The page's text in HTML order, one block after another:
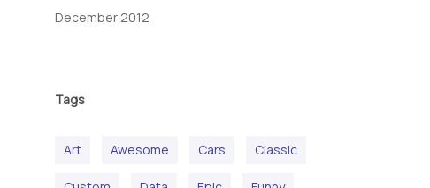
December 2012
Tags
Art Awesome Cars Classic